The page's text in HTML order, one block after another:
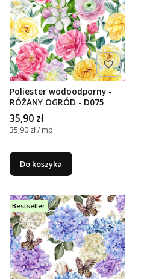
Poliester wodoodporny -
RÓŻANY OGRÓD - D075
Cena
35,90 zł
Cena jednostkowa
35,90 zł / mb
Do koszyka
Bestseller